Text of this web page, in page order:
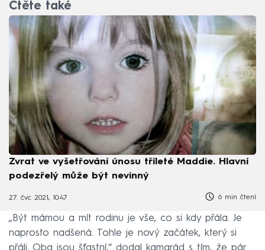
Čtěte také
Zvrat ve vyšetřování únosu tříleté Maddie. Hlavní
podezřelý může být nevinný
27. čvc 2021, 10:47 6 min čtení
„Být mámou a mít rodinu je vše, co si kdy přála. Je
naprosto nadšená. Tohle je nový začátek, který si
přáli. Oba jsou šťastní,“ dodal kamarád s tím, že pár